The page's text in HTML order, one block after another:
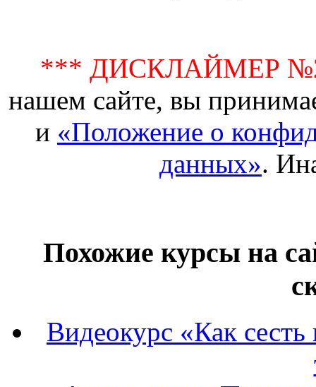
*** ДИСКЛАЙМЕР
нашем сайте, вы
и «Положение о
данных».
Похожие курсы на
Видеокурс «Как сесть